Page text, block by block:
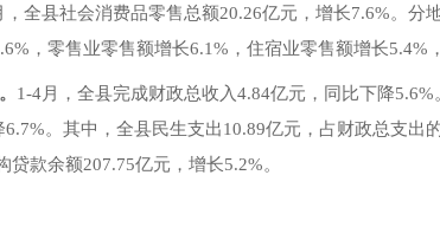
，全县社会消费品零售总额20.26亿元，增长7.6%。
，零售业零售额增长6.1%，住宿业零售额增长5.4%
1-4月，全县完成财政总收入4.84亿元，同比下降
6.7%。其中，全县民生支出10.89亿元，占财政总支
贷款余额207.75亿元，增长5.2%。